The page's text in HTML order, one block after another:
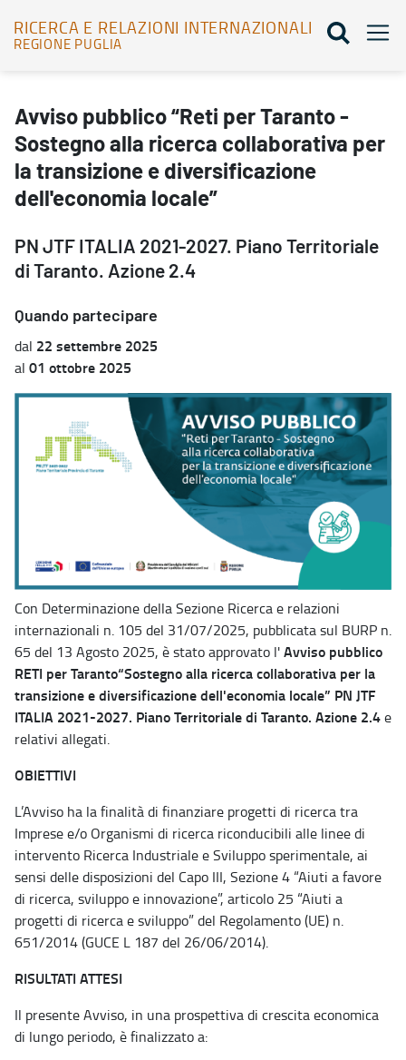
RICERCA E RELAZIONI INTERNAZIONALI
REGIONE PUGLIA
Avviso pubblico “Reti per Taranto -
Sostegno alla ricerca collaborativa per
la transizione e diversificazione
dell'economia locale”
PN JTF ITALIA 2021-2027. Piano Territoriale
di Taranto. Azione 2.4
Quando partecipare
dal 22 settembre 2025
al 01 ottobre 2025
Con Determinazione della Sezione Ricerca e relazioni
internazionali n. 105 del 31/07/2025, pubblicata sul BURP n.
65 del 13 Agosto 2025, è stato approvato l'Avviso pubblico
RETI per Taranto“Sostegno alla ricerca collaborativa per la
transizione e diversificazione dell'economia locale” PN JTF
ITALIA 2021-2027. Piano Territoriale di Taranto. Azione 2.4e
relativi allegati.
OBIETTIVI
L’Avviso ha la finalità di finanziare progetti di ricerca tra
Imprese e/o Organismi di ricerca riconducibili alle linee di
intervento Ricerca Industriale e Sviluppo sperimentale, ai
sensi delle disposizioni del Capo III, Sezione 4 “Aiuti a favore
di ricerca, sviluppo e innovazione”, articolo 25 “Aiuti a
progetti di ricerca e sviluppo” del Regolamento (UE) n.
651/2014 (GUCE L 187 del 26/06/2014).
RISULTATI ATTESI
Il presente Avviso, in una prospettiva di crescita economica
di lungo periodo, è finalizzato a: